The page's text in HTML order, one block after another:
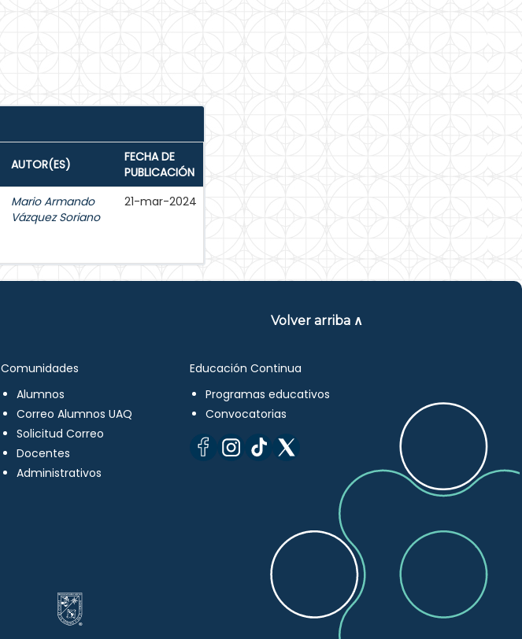
AUTOR(ES)
FECHA DE
PUBLICACIÓN
Mario Armando
Vázquez Soriano
21-mar-2024
Volver arriba ∧
Comunidades
Alumnos
Correo Alumnos UAQ
Solicitud Correo
Docentes
Administrativos
Educación Continua
Programas educativos
Convocatorias